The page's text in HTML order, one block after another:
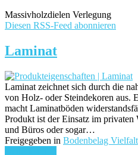
Massivholzdielen Verlegung
Diesen RSS-Feed abonnieren
Laminat
Laminat zeichnet sich durch die
von Holz- oder Steindekoren aus.
macht Laminatböden
Produkt ist der Einsatz im
und Büros oder sogar…
Freigegeben in Bodenbelag Vielfalt